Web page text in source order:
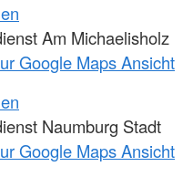
Am Michaelisholz
Google Maps Ansicht
Naumburg Stadt
Google Maps Ansicht